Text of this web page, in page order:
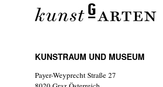
KUNSTRAUM UND MUSEUM
Payer-Weyprecht Straße 27